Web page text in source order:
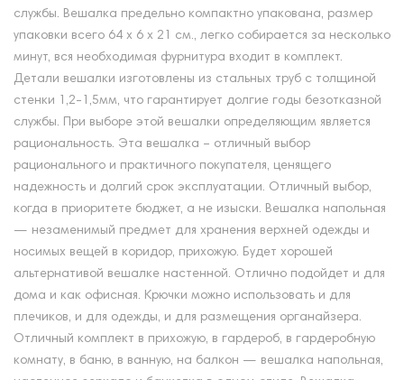
службы. Вешалка предельно компактно упакована, размер
упаковки всего 64 х 6 х 21 см., легко собирается за несколько
минут, вся необходимая фурнитура входит в комплект.
Детали вешалки изготовлены из стальных труб с толщиной
стенки 1,2-1,5мм, что гарантирует долгие годы безотказной
службы. При выборе этой вешалки определяющим является
рациональность. Эта вешалка – отличный выбор
рационального и практичного покупателя, ценящего
надежность и долгий срок эксплуатации. Отличный выбор,
когда в приоритете бюджет, а не изыски. Вешалка напольная
— незаменимый предмет для хранения верхней одежды и
носимых вещей в коридор, прихожую. Будет хорошей
альтернативой вешалке настенной. Отлично подойдет и для
дома и как офисная. Крючки можно использовать и для
плечиков, и для одежды, и для размещения органайзера.
Отличный комплект в прихожую, в гардероб, в гардеробную
комнату, в баню, в ванную, на балкон — вешалка напольная,